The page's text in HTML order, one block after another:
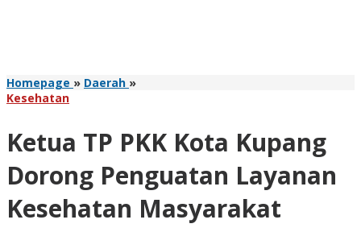
Homepage » Daerah »Ketua
Kupang
Penguatan
Layanan
Kesehatan
Masyarakat
Kesehatan
Ketua TP PKK Kota Kupang
Dorong Penguatan Layanan
Kesehatan Masyarakat